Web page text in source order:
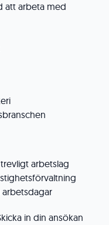
att arbeta med
arbetslag
in din ansökan